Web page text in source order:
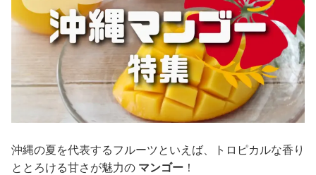
沖縄の夏を代表するフルーツといえば、トロピカルな香り
ととろける甘さが魅力の マンゴー ！